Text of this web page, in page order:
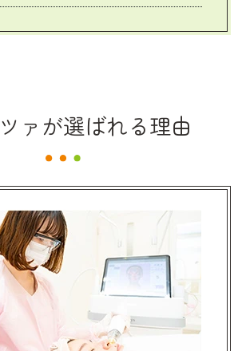
ァが選ばれる理由